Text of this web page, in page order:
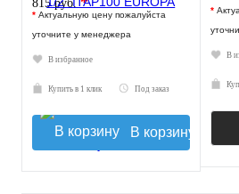
815 руб.
* Актуальную цену пожалуйста
уточните у менеджера
В избранное
Купить в 1 клик Под заказ
В корзину
*
В